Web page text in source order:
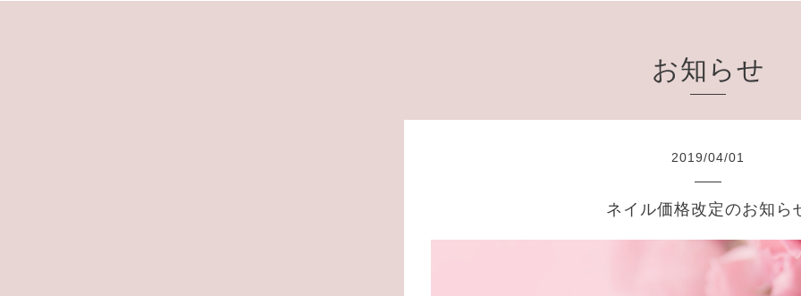
お知らせ
2019/04/01
ネイル価格改定のお知ら